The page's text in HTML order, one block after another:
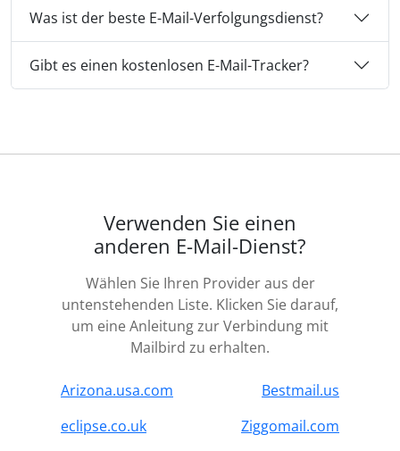
Was ist der beste E-Mail-Verfolgungsdienst?
Gibt es einen kostenlosen E-Mail-Tracker?
Verwenden Sie einen
anderen E-Mail-Dienst?
Wählen Sie Ihren Provider aus der
untenstehenden Liste. Klicken Sie darauf,
um eine Anleitung zur Verbindung mit
Mailbird zu erhalten.
Arizona.usa.com
Bestmail.us
eclipse.co.uk
Ziggomail.com